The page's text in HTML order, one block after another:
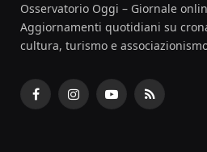
Osservatorio Oggi – Giornale
Aggiornamenti quotidiani su
cultura, turismo e
FacebookInstagramYouTubeRSS